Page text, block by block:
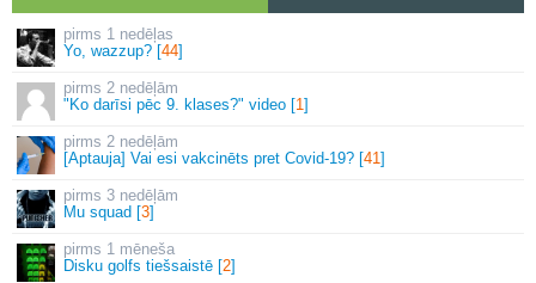
1 nedēļas
Yo, wazzup? [44]
2 nedēļām
"Ko darīsi pēc 9. klases?" video [1]
2 nedēļām
[Aptauja] Vai esi vakcinēts pret Covid-19? [41]
3 nedēļām
Mu squad [3]
1 mēneša
Disku golfs tiešsaistē [2]